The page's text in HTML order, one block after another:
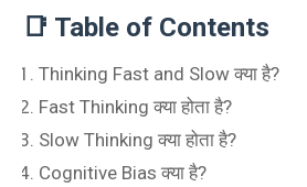
📑 Table of Contents
Thinking Fast and Slow क्या है?
Fast Thinking क्या होता है?
Slow Thinking क्या होता है?
Cognitive Bias क्या है?